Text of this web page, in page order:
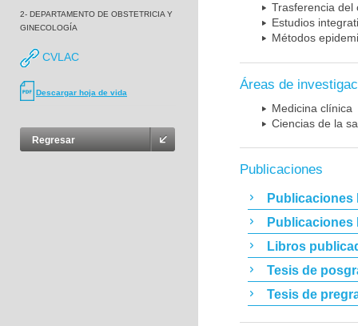
2- DEPARTAMENTO DE OBSTETRICIA Y
GINECOLOGÍA
CVLAC
Descargar hoja de vida
Regresar
Trasferencia del
Estudios
Métodos
Áreas de
Medicina clínica
Ciencias de la
Publicaciones
Publicaciones
Publicaciones
Libros
Tesis de
Tesis de